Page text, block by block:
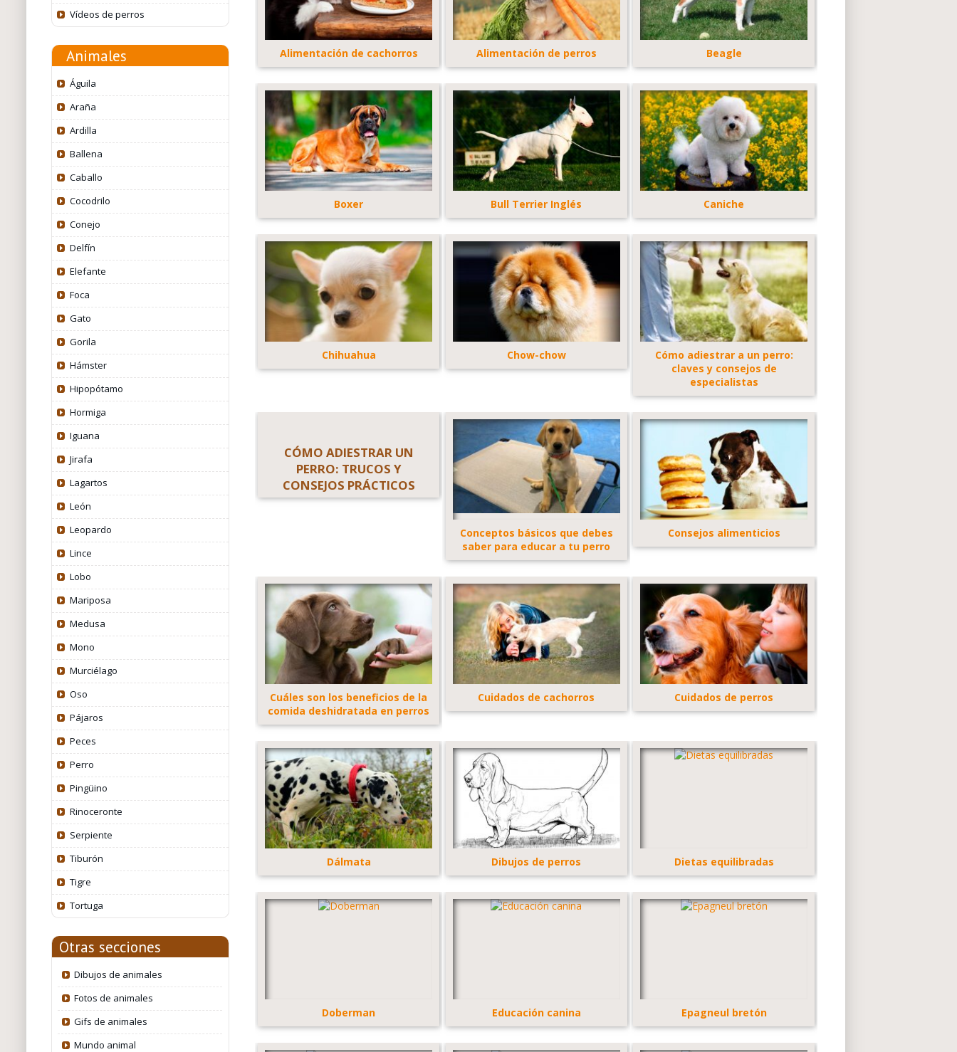
Vídeos de perros
Animales
Águila
Araña
Ardilla
Ballena
Caballo
Cocodrilo
Conejo
Delfín
Elefante
Foca
Gato
Gorila
Hámster
Hipopótamo
Hormiga
Iguana
Jirafa
Lagartos
León
Leopardo
Lince
Lobo
Mariposa
Medusa
Mono
Murciélago
Oso
Pájaros
Peces
Perro
Pingüino
Rinoceronte
Serpiente
Tiburón
Tigre
Tortuga
Otras secciones
Dibujos de animales
Fotos de animales
Gifs de animales
Mundo animal
Alimentación de cachorros Alimentación de perros Beagle
Boxer Bull Terrier Inglés Caniche
Chihuahua Chow-chow
Cómo adiestrar a un perro:
claves y consejos de
especialistas
CÓMO ADIESTRAR UN
PERRO: TRUCOS Y
CONSEJOS PRÁCTICOS
Conceptos básicos que debes
saber para educar a tu perro
Consejos alimenticios
Cuáles son los beneficios de la
comida deshidratada en perros
Cuidados de cachorros Cuidados de perros
Dálmata Dibujos de perros Dietas equilibradas
Doberman Educación canina Epagneul bretón